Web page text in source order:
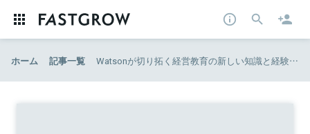
ホーム 記事一覧 Watsonが切り拓く経営教育の新しい知識と経験 - IBM THINK Watson - Japan